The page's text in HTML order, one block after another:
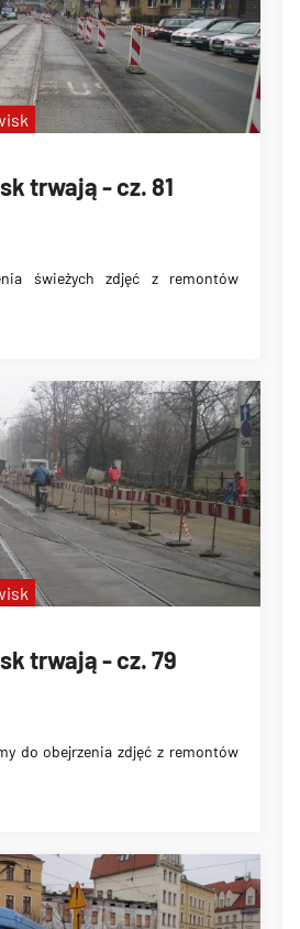
trwają - cz. 81
świeżych zdjęć z remontów
trwają - cz. 79
do obejrzenia zdjęć z remontów